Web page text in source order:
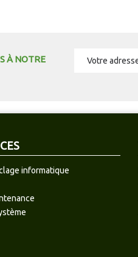
À NOTRE
informatique